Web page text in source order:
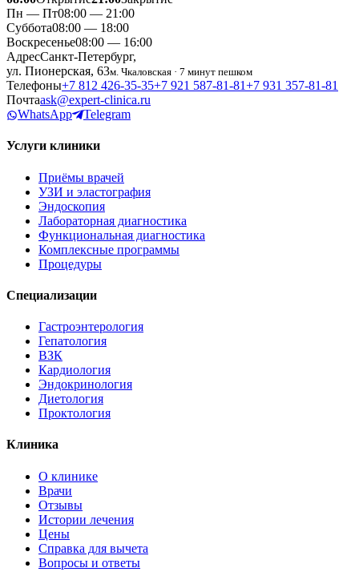
Пн — Пт08:00 — 21:00
Суббота08:00 — 18:00
Воскресенье08:00 — 16:00
АдресСанкт-Петербург,
ул. Пионерская, 63м. Чкаловская · 7 минут пешком
Телефоны+7 812 426‑35‑35+7 921 587‑81‑81+7 931 357‑81‑81
Почтаask@expert-clinica.ru
WhatsApp
Telegram
Услуги клиники
Приёмы врачей
УЗИ и эластография
Эндоскопия
Лабораторная диагностика
Функциональная диагностика
Комплексные программы
Процедуры
Специализации
Гастроэнтерология
Гепатология
ВЗК
Кардиология
Эндокринология
Диетология
Проктология
Клиника
О клинике
Врачи
Отзывы
Истории лечения
Цены
Справка для вычета
Вопросы и ответы